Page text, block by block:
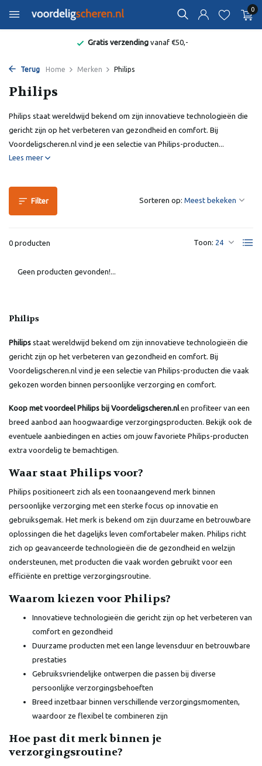
0
Gratis verzendingvanaf €50,-
Terug Home Merken Philips
Philips
Philips staat wereldwijd bekend om zijn innovatieve technologieën die
gericht zijn op het verbeteren van gezondheid en comfort. Bij
Voordeligscheren.nl vind je een selectie van Philips-producten...
Lees meer
Filter
0 producten Toon:
Sorteren op:
Geen producten gevonden!...
Philips
Philips staat wereldwijd bekend om zijn innovatieve technologieën die
gericht zijn op het verbeteren van gezondheid en comfort. Bij
Voordeligscheren.nl vind je een selectie van Philips-producten die vaak
gekozen worden binnen persoonlijke verzorging en comfort.
Koop met voordeel Philips bij Voordeligscheren.nlen profiteer van een
breed aanbod aan hoogwaardige verzorgingsproducten. Bekijk ook de
eventuele aanbiedingen en acties om jouw favoriete Philips-producten
extra voordelig te bemachtigen.
Waar staat Philips voor?
Philips positioneert zich als een toonaangevend merk binnen
persoonlijke verzorging met een sterke focus op innovatie en
gebruiksgemak. Het merk is bekend om zijn duurzame en betrouwbare
oplossingen die het dagelijks leven comfortabeler maken. Philips richt
zich op geavanceerde technologieën die de gezondheid en welzijn
ondersteunen, met producten die vaak worden gebruikt voor een
efficiënte en prettige verzorgingsroutine.
Waarom kiezen voor Philips?
Innovatieve technologieën die gericht zijn op het verbeteren van
comfort en gezondheid
Duurzame producten met een lange levensduur en betrouwbare
prestaties
Gebruiksvriendelijke ontwerpen die passen bij diverse
persoonlijke verzorgingsbehoeften
Breed inzetbaar binnen verschillende verzorgingsmomenten,
waardoor ze flexibel te combineren zijn
Hoe past dit merk binnen je
verzorgingsroutine?